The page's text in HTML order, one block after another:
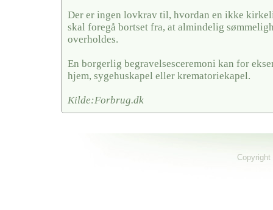
Der er ingen lovkrav til, hvordan en ikke
skal foregå bortset fra, at almindelig
overholdes.
En borgerlig begravelsesceremoni kan for
hjem, sygehuskapel eller krematoriekapel.
Kilde:Forbrug.dk